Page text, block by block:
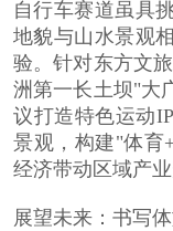
自行车赛道虽具
地貌与山水景观
验。针对东方文
洲第一长土坝"大
议打造特色运动
景观，构建"体育
经济带动区域产业
展望未来：书写